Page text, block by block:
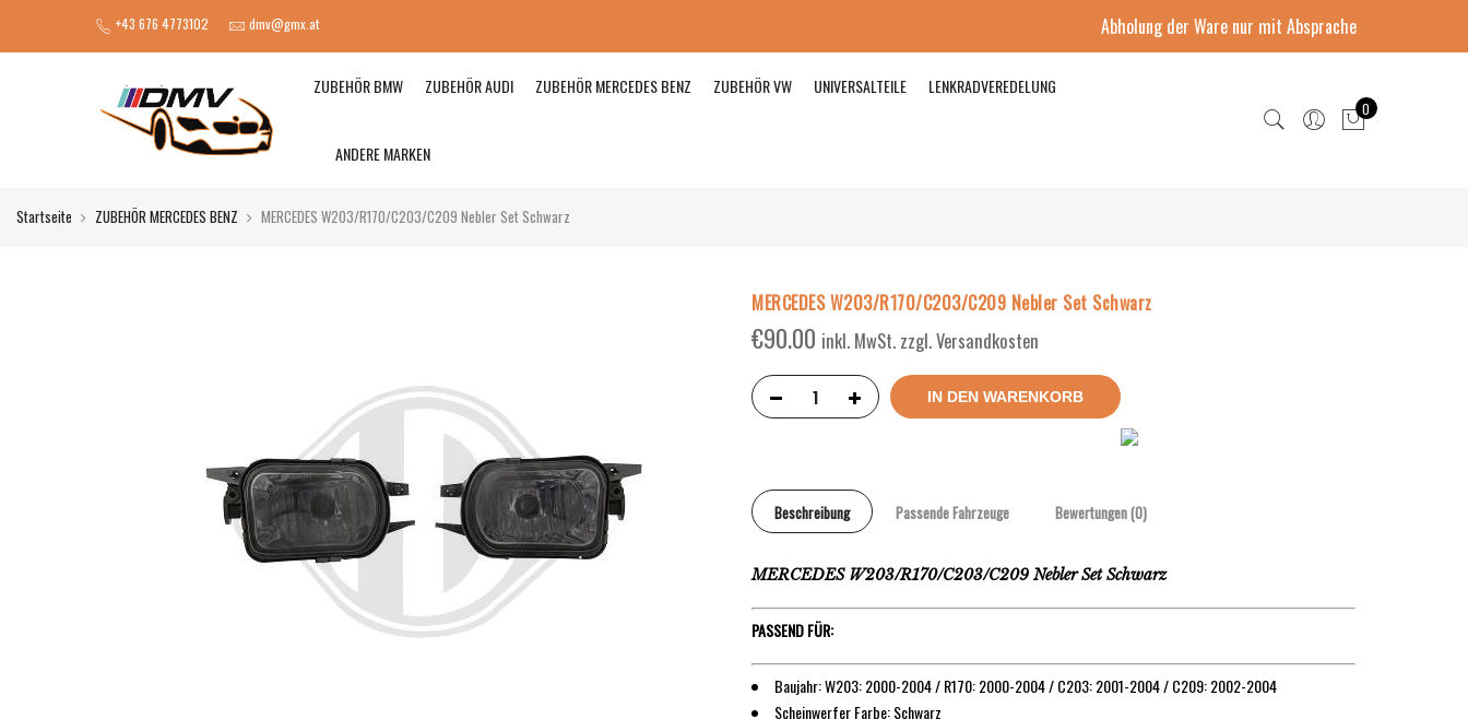
+43 676 4773102 dmv@gmx.at Abholung der Ware nur mit Absprache
ZUBEHÖR BMW ZUBEHÖR AUDI ZUBEHÖR MERCEDES BENZ ZUBEHÖR VW UNIVERSALTEILE LENKRADVEREDELUNG
ANDERE MARKEN
0
Startseite ZUBEHÖR MERCEDES BENZ MERCEDES W203/R170/C203/C209 Nebler Set Schwarz
MERCEDES W203/R170/C203/C209 Nebler Set Schwarz
€90.00 inkl. MwSt. zzgl. Versandkosten
IN DEN WARENKORB
Beschreibung Passende Fahrzeuge Bewertungen (0)
MERCEDES W203/R170/C203/C209 Nebler Set Schwarz
PASSEND FÜR:
Baujahr: W203: 2000-2004 / R170: 2000-2004 / C203: 2001-2004 / C209: 2002-2004
Scheinwerfer Farbe: Schwarz